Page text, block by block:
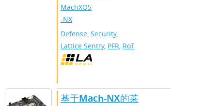
MachXO5
-NX
Defense, Security,
Lattice Sentry, PFR, RoT
基于Mach-NX的莱